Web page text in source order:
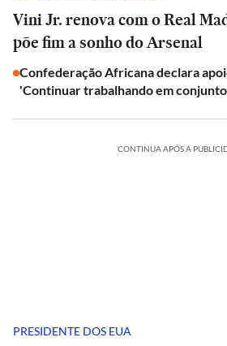
Vini Jr. renova com o Real
põe fim a sonho do Arsenal
Confederação Africana declara
'Continuar trabalhando em conjunto
CONTINUA APÓS A
PRESIDENTE DOS EUA